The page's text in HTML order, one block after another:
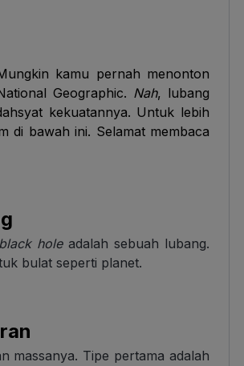
kamu pernah menonton
Geographic. Nah, lubang
kekuatannya. Untuk lebih
di bawah ini. Selamat membaca
black holeadalah sebuah lubang.
bulat seperti planet.
massanya. Tipe pertama adalah